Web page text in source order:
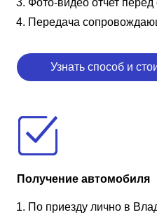
Фото-видео отчет перед
Передача
Узнать способ и
Получение автомобиля
По приезду лично в